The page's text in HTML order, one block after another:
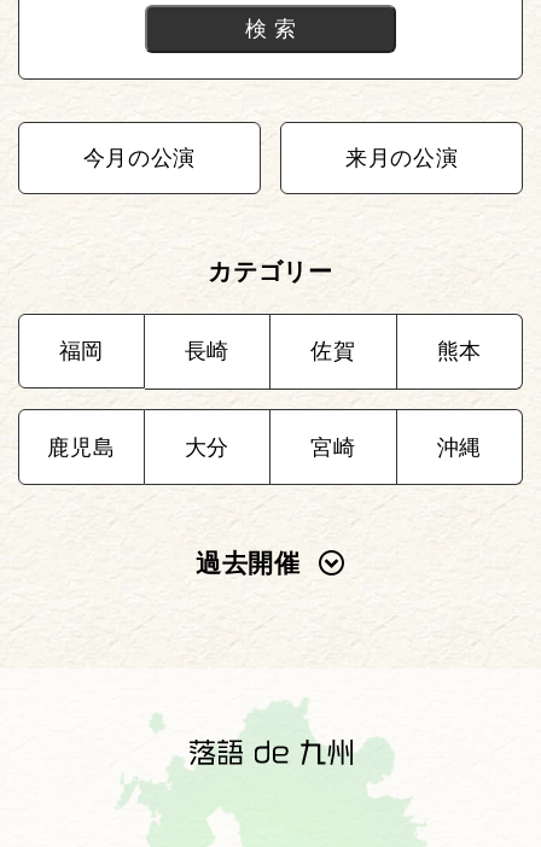
今月の公演 来月の公演
カテゴリー
福岡 長崎 佐賀 熊本
鹿児島 大分 宮崎 沖縄
過去開催
2022年
2021年 2020年